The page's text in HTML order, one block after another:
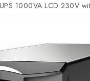
1000VA LCD 230V